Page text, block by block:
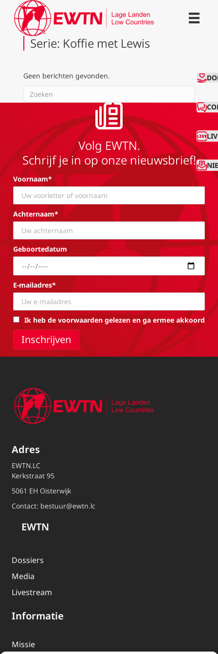
Serie: Koffie met Lewis
Geen berichten gevonden.
Volg EWTN.
Schrijf je in op onze nieuwsbrief!
Voornaam*
Achternaam*
Geboortedatum
E-mailadres*
Ik heb de voorwaarden gelezen en ga ermee akkoord
Adres
EWTN.LC
Kerkstraat 95
5061 EH Oisterwijk
Contact: bestuur@ewtn.lc
EWTN
Dossiers
Media
Livestream
Informatie
Missie